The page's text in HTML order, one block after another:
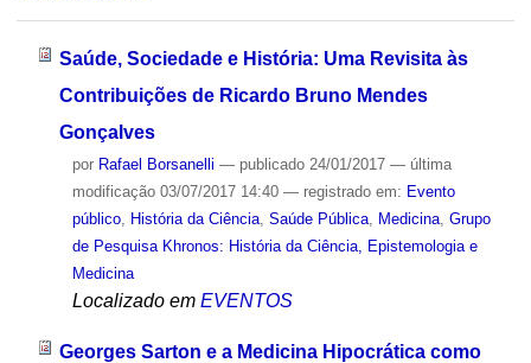
Saúde, Sociedade e História: Uma Revisita às
Contribuições de Ricardo Bruno Mendes
Gonçalves
por Rafael Borsanelli — publicado24/01/2017 — última
modificação03/07/2017 14:40 — registrado em: Evento
público, História da Ciência, Saúde Pública, Medicina, Grupo
de Pesquisa Khronos: História da Ciência, Epistemologia e
Medicina
Localizado em EVENTOS
Georges Sarton e a Medicina Hipocrática como